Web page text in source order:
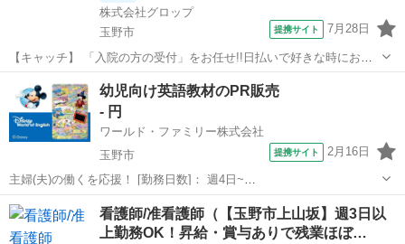
株式会社グロップ
玉野市
提携サイト 7月28日
【キャッチ】 「入院の方の受付」をお任せ!!日払いで好きな時にお給
料GET未経験スタッフ活躍中未経験から活躍中のスタッフ多数
♪◎2027年3月末までの期間限定業務◎【土日祝休み×残業なし】総合
病院での入院受付事務/未経験歓迎...
玉野市 一般事務
幼児向け英語教材のPR販売
- 円
ワールド・ファミリー株式会社
玉野市
提携サイト 2月16日
主婦(夫)の働くを応援！ [勤務日数]： 週4日~
10:00~17:00/10:00~16:00/10:00~15:00/09:30~14:00 [勤務地・最寄
駅]： 岡山県玉野市 ※勤務エリア選択可 ワールド・ファ...
岡山 玉野市 営業
看護師/准看護師（【玉野市上山坂】週3日以
上勤務OK！昇給・賞与ありで残業ほぼ…